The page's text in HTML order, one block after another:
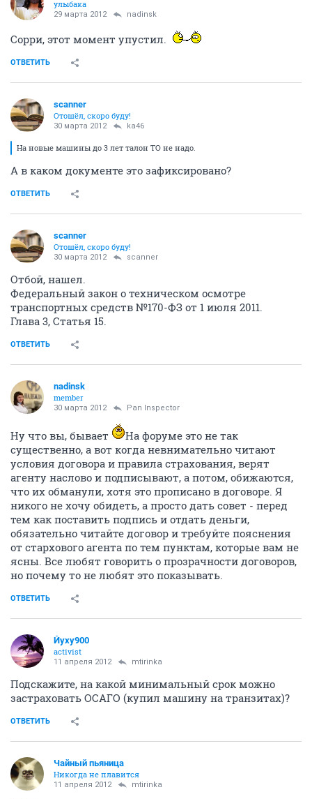
улыбака
29 марта 2012 nadinsk
Сорри, этот момент упустил.
ОТВЕТИТЬ
scanner
Отошёл, скоро буду!
30 марта 2012 ka46
На новые машины до 3 лет талон ТО не надо.
А в каком документе это зафиксировано?
ОТВЕТИТЬ
scanner
Отошёл, скоро буду!
30 марта 2012 scanner
Отбой, нашел.
Федеральный закон о техническом осмотре
транспортных средств №170-ФЗ от 1 июля 2011.
Глава 3, Статья 15.
ОТВЕТИТЬ
nadinsk
member
30 марта 2012 Pan Inspector
Ну что вы, бывает
На форуме это не так
существенно, а вот когда невнимательно читают
условия договора и правила страхования, верят
агенту наслово и подписывают, а потом, обижаются,
что их обманули, хотя это прописано в договоре. Я
никого не хочу обидеть, а просто дать совет - перед
тем как поставить подпись и отдать деньги,
обязательно читайте договор и требуйте пояснения
от стархового агента по тем пунктам, которые вам не
ясны. Все любят говорить о прозрачности договоров,
но почему то не любят это показывать.
ОТВЕТИТЬ
Йуху900
activist
11 апреля 2012 mtirinka
Подскажите, на какой минимальный срок можно
застраховать ОСАГО (купил машину на транзитах)?
ОТВЕТИТЬ
Чайный пьяница
Никогда не плавится
11 апреля 2012 mtirinka